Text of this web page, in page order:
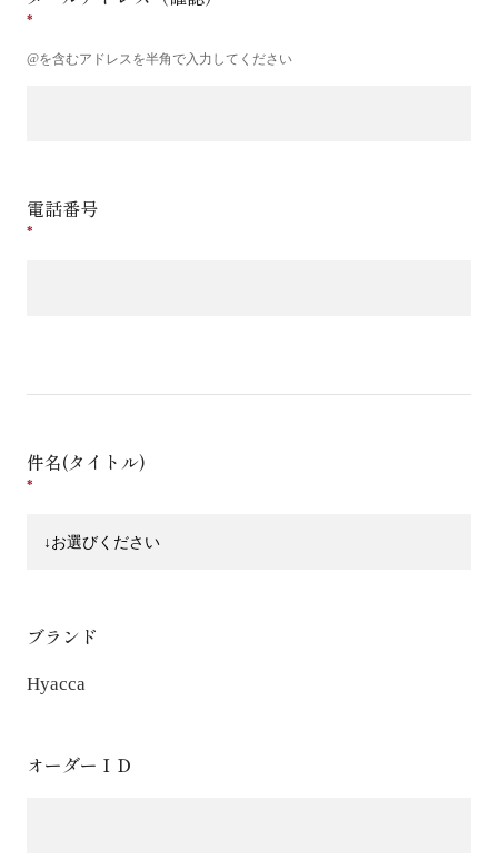
@を含むアドレスを半角で入力してください
電話番号
件名(タイトル)
ブランド
Hyacca
オーダーＩＤ